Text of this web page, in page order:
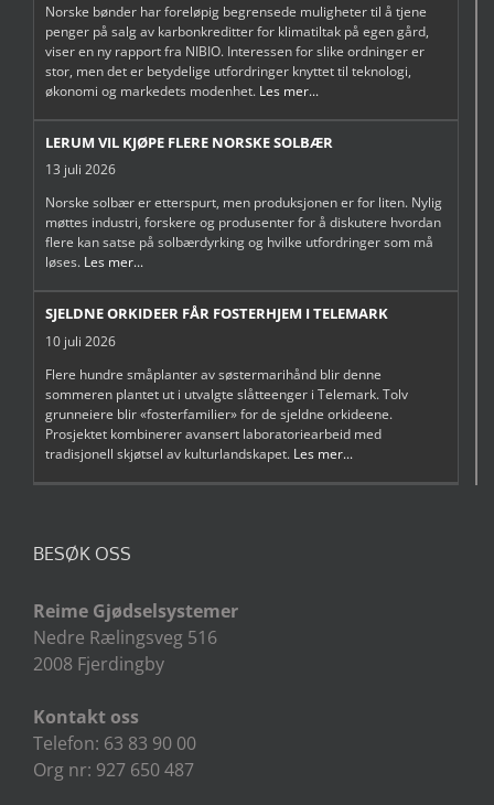
Norske bønder har foreløpig begrensede muligheter til å tjene
penger på salg av karbonkreditter for klimatiltak på egen gård,
viser en ny rapport fra NIBIO. Interessen for slike ordninger er
stor, men det er betydelige utfordringer knyttet til teknologi,
økonomi og markedets modenhet. Les mer...
LERUM VIL KJØPE FLERE NORSKE SOLBÆR
13 juli 2026
Norske solbær er etterspurt, men produksjonen er for liten. Nylig
møttes industri, forskere og produsenter for å diskutere hvordan
flere kan satse på solbærdyrking og hvilke utfordringer som må
løses. Les mer...
SJELDNE ORKIDEER FÅR FOSTERHJEM I TELEMARK
10 juli 2026
Flere hundre småplanter av søstermarihånd blir denne
sommeren plantet ut i utvalgte slåtteenger i Telemark. Tolv
grunneiere blir «fosterfamilier» for de sjeldne orkideene.
Prosjektet kombinerer avansert laboratoriearbeid med
tradisjonell skjøtsel av kulturlandskapet. Les mer...
BESØK OSS
Reime Gjødselsystemer
Nedre Rælingsveg 516
2008 Fjerdingby
Kontakt oss
Telefon: 63 83 90 00
Org nr: 927 650 487